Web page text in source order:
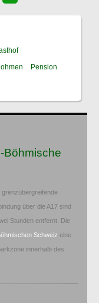
Pension
Böhmische
über die A17 sind
Stunden entfernt. Die
Schweiz eine
innerhalb des